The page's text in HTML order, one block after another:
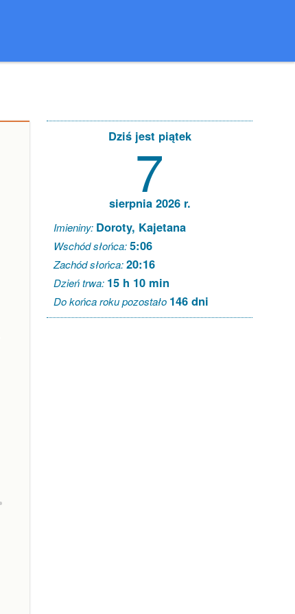
Dziś jest piątek
7
sierpnia 2026 r.
Imieniny: Doroty, Kajetana
Wschód słońca:5:06
Zachód słońca:20:16
Dzień trwa: 15 h 10 min
Do końca roku pozostało 146 dni